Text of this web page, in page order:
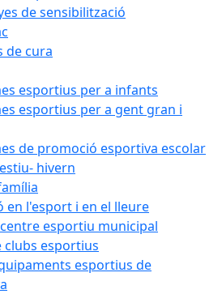
de sensibilització
de cura
esportius per a infants
esportius per a gent gran i
de promoció esportiva escolar
hivern
en l'esport i en el lleure
esportiu municipal
clubs esportius
esportius de